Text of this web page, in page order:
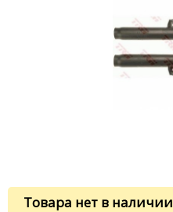
Товара нет в наличии